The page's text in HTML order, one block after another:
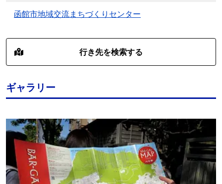
函館市地域交流まちづくりセンター
行き先を検索する
ギャラリー